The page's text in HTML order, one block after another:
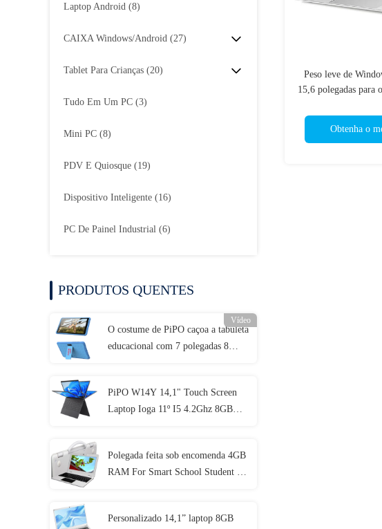
Laptop Android (8)
CAIXA Windows/Android (27)
Tablet Para Crianças (20)
Tudo Em Um PC (3)
Mini PC (8)
PDV E Quiosque (19)
Dispositivo Inteligente (16)
PC De Painel Industrial (6)
PRODUTOS QUENTES
Vídeo
O costume de PiPO caçoa a tabuleta
educacional com 7 polegadas 8
PiPO W14Y 14,1" Touch Screen
Laptop Ioga 11º I5 4.2Ghz 8GB
Polegada feita sob encomenda 4GB
RAM For Smart School Student de
Personalizado 14,1” laptop 8GB
Peso leve de
15,6 polegadas para
Obtenha o